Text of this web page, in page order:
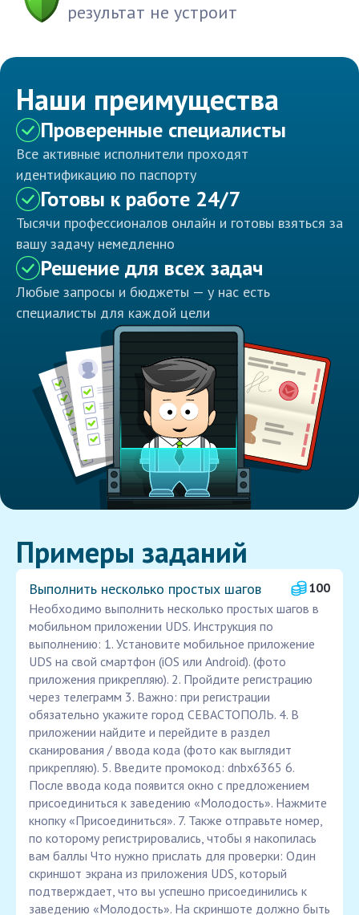
результат не устроит
Наши преимущества
Проверенные специалисты
Все активные исполнители проходят
идентификацию по паспорту
Готовы к работе 24/7
Тысячи профессионалов онлайн и готовы взяться за
вашу задачу немедленно
Решение для всех задач
Любые запросы и бюджеты — у нас есть
специалисты для каждой цели
Примеры заданий
Выполнить несколько простых шагов
100
Необходимо выполнить несколько простых шагов в
мобильном приложении UDS. Инструкция по
выполнению: 1. Установите мобильное приложение
UDS на свой смартфон (iOS или Android). (фото
приложения прикрепляю). 2. Пройдите регистрацию
через телеграмм 3. Важно: при регистрации
обязательно укажите город СЕВАСТОПОЛЬ. 4. В
приложении найдите и перейдите в раздел
сканирования / ввода кода (фото как выглядит
прикрепляю). 5. Введите промокод: dnbx6365 6.
После ввода кода появится окно с предложением
присоединиться к заведению «Молодость». Нажмите
кнопку «Присоединиться». 7. Также отправьте номер,
по которому регистрировались, чтобы я накопилась
вам баллы Что нужно прислать для проверки: Один
скриншот экрана из приложения UDS, который
подтверждает, что вы успешно присоединились к
заведению «Молодость». На скриншоте должно быть